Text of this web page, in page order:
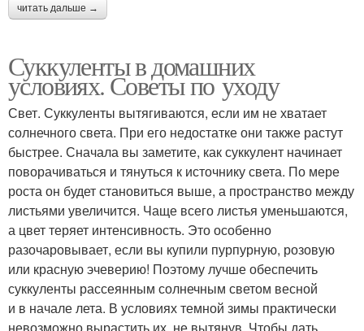
читать дальше →
Суккуленты в домашних
условиях. Советы по уходу
Свет. Суккуленты вытягиваются, если им не хватает
солнечного света. При его недостатке они также растут
быстрее. Сначала вы заметите, как суккулент начинает
поворачиваться и тянуться к источнику света. По мере
роста он будет становиться выше, а пространство между
листьями увеличится. Чаще всего листья уменьшаются,
а цвет теряет интенсивность. Это особенно
разочаровывает, если вы купили пурпурную, розовую
или красную эчеверию! Поэтому лучше обеспечить
суккуленты рассеянным солнечным светом весной
и в начале лета. В условиях темной зимы практически